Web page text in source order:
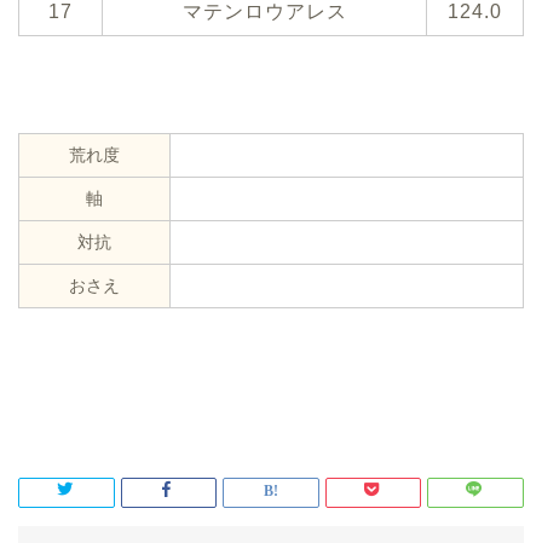
17 マテンロウアレス 124.0
荒れ度
軸
対抗
おさえ